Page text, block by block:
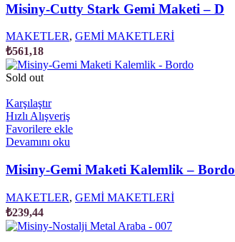
Misiny-Cutty Stark Gemi Maketi – D
MAKETLER, GEMİ MAKETLERİ
₺561,18
Sold out
Karşılaştır
Hızlı Alışveriş
Favorilere ekle
Devamını oku
Misiny-Gemi Maketi Kalemlik – Bordo
MAKETLER, GEMİ MAKETLERİ
₺239,44